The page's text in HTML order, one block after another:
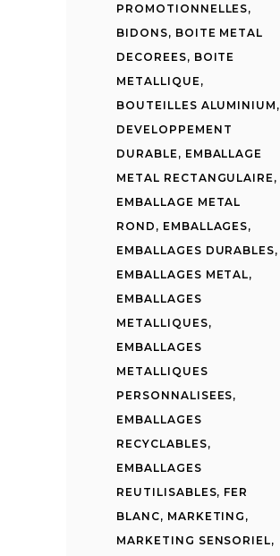
PROMOTIONNELLES,
BIDONS, BOITE METAL
DECOREES, BOITE
METALLIQUE ,
BOUTEILLES ALUMINIUM ,
DEVELOPPEMENT
DURABLE , EMBALLAGE
METAL RECTANGULAIRE ,
EMBALLAGE METAL
ROND , EMBALLAGES,
EMBALLAGES DURABLES,
EMBALLAGES METAL,
EMBALLAGES
METALLIQUES,
EMBALLAGES
METALLIQUES
PERSONNALISEES,
EMBALLAGES
RECYCLABLES,
EMBALLAGES
REUTILISABLES, FER
BLANC, MARKETING ,
MARKETING SENSORIEL,